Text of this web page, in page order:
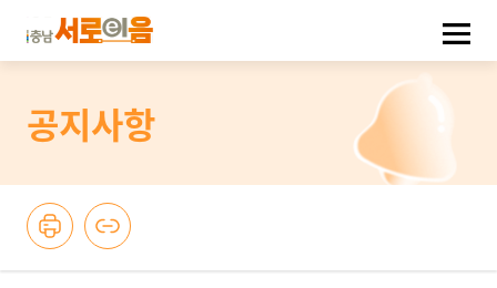
공지사항